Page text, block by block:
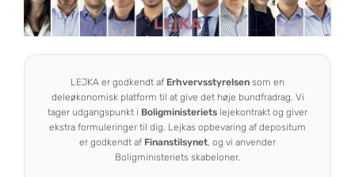
LEJKA er godkendt af Erhvervsstyrelsen som en
deleøkonomisk platform til at give det høje bundfradrag. Vi
tager udgangspunkt i Boligministeriets lejekontrakt og giver
ekstra formuleringer til dig. Lejkas opbevaring af depositum
er godkendt af Finanstilsynet, og vi anvender
Boligministeriets skabeloner.